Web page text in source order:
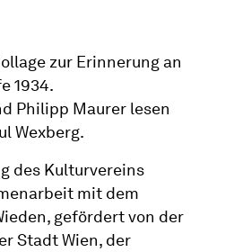
zur Erinnerung an
1934.
Philipp Maurer lesen
Wexberg.
des Kulturvereins
mit dem
gefördert von der
Stadt Wien, der